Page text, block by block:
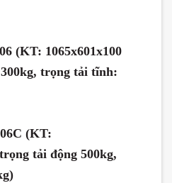
(KT: 1065x601x100
trọng tải tĩnh:
(KT:
tải động 500kg,